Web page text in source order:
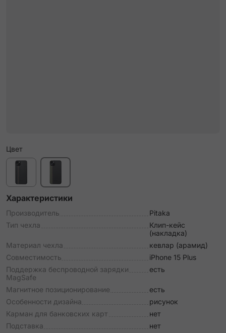
Цвет
Характеристики
Производитель
Pitaka
Тип чехла
Клип-кейс
(накладка)
Материал чехла
кевлар (арамид)
Совместимость
iPhone 15 Plus
Поддержка беспроводной зарядки
MagSafe
есть
Магнитное позиционирование
есть
Особенности дизайна
рисунок
Карман для банковских карт
нет
Подставка
нет